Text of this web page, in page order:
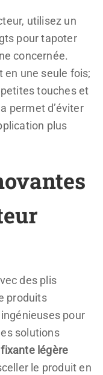
utilisez un
pour tapoter
concernée.
en une seule fois;
touches et
permet d’éviter
plus
des plis
produits
pour
solutions
légère
le produit en